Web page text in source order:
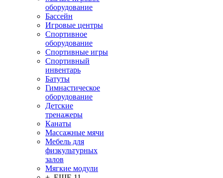
оборудование
Бассейн
Игровые центры
Спортивное
оборудование
Спортивные игры
Спортивный
инвентарь
Батуты
Гимнастическое
оборудование
Детские
тренажеры
Канаты
Массажные мячи
Мебель для
физкультурных
залов
Мягкие модули